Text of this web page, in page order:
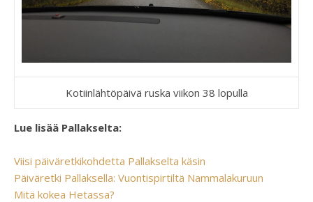
Kotiinlähtöpäivä ruska viikon 38 lopulla
Lue lisää Pallakselta:
Viisi päiväretkikohdetta Pallakselta käsin
Päiväretki Pallaksella: Vuontispirtiltä Nammalakuruun
Mitä kokea Hetassa?